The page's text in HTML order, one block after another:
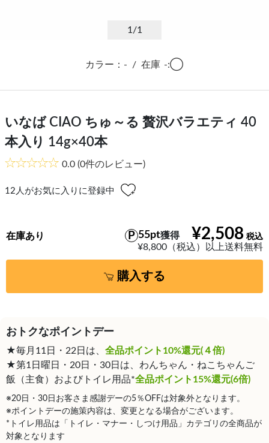
1/1
カラー：- / 在庫 -:◯
いなば CIAO ちゅ～る 贅沢バラエティ 40
本入り 14g×40本
0.0 (0件のレビュー)
12 人がお気に入りに登録中
¥2,508
55pt獲得
¥8,800（税込）以上送料無料
在庫あり
購入する
おトクなポイントデー
★毎月11日・22日は、 全品ポイント10%還元(４倍)
★第1日曜日・20日・30日は、わんちゃん・ねこちゃんご
飯（主食）およびトイレ用品*全品ポイント15%還元(6倍)
※20日・30日お客さま感謝デーの5％OFFは対象外となります。
※ポイントデーの施策内容は、変更となる場合がございます。
*トイレ用品は「トイレ・マナー・しつけ用品」カテゴリの全商品が
対象となります